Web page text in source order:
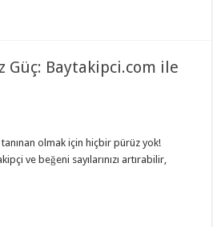
Güç: Baytakipci.com ile
olmak için hiçbir pürüz yok!
ve beğeni sayılarınızı artırabilir,